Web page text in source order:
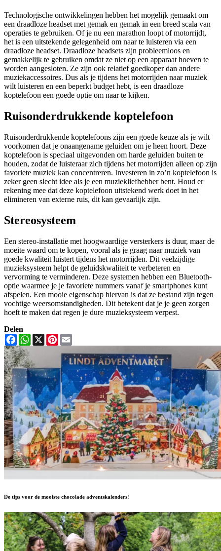
Technologische ontwikkelingen hebben het mogelijk gemaakt om
een ​​draadloze headset met gemak en gemak in een breed scala van
operaties te gebruiken. Of je nu een marathon loopt of motorrijdt,
het is een uitstekende gelegenheid om naar te luisteren via een
draadloze headset. Draadloze headsets zijn probleemloos en
gemakkelijk te gebruiken omdat ze niet op een apparaat hoeven te
worden aangesloten. Ze zijn ook relatief goedkoper dan andere
muziekaccessoires. Dus als je tijdens het motorrijden naar muziek
wilt luisteren en een beperkt budget hebt, is een draadloze
koptelefoon een goede optie om naar te kijken.
Ruisonderdrukkende koptelefoon
Ruisonderdrukkende koptelefoons zijn een goede keuze als je wilt
voorkomen dat je onaangename geluiden om je heen hoort. Deze
koptelefoon is speciaal uitgevonden om harde geluiden buiten te
houden, zodat de luisteraar zich tijdens het motorrijden alleen op zijn
favoriete muziek kan concentreren. Investeren in zo’n koptelefoon is
zeker geen slecht idee als je een muziekliefhebber bent. Houd er
rekening mee dat deze koptelefoon uitstekend werk doet in het
elimineren van externe ruis, dit kan gevaarlijk zijn.
Stereosysteem
Een stereo-installatie met hoogwaardige versterkers is duur, maar de
moeite waard om te kopen, vooral als je graag naar muziek van
goede kwaliteit luistert tijdens het motorrijden. Dit veelzijdige
muzieksysteem helpt de geluidskwaliteit te verbeteren en
vervorming te verminderen. Deze systemen hebben een Bluetooth-
optie waarmee je je favoriete nummers vanaf je smartphones kunt
afspelen. Een mooie eigenschap hiervan is dat ze bestand zijn tegen
vochtige weersomstandigheden. Dit betekent dat je je geen zorgen
hoeft te maken dat regen je dure muzieksysteem verpest.
Delen
FacebookWhatsApp
X Pinterest
De tips voor de mooiste chocolade adventskalenders!